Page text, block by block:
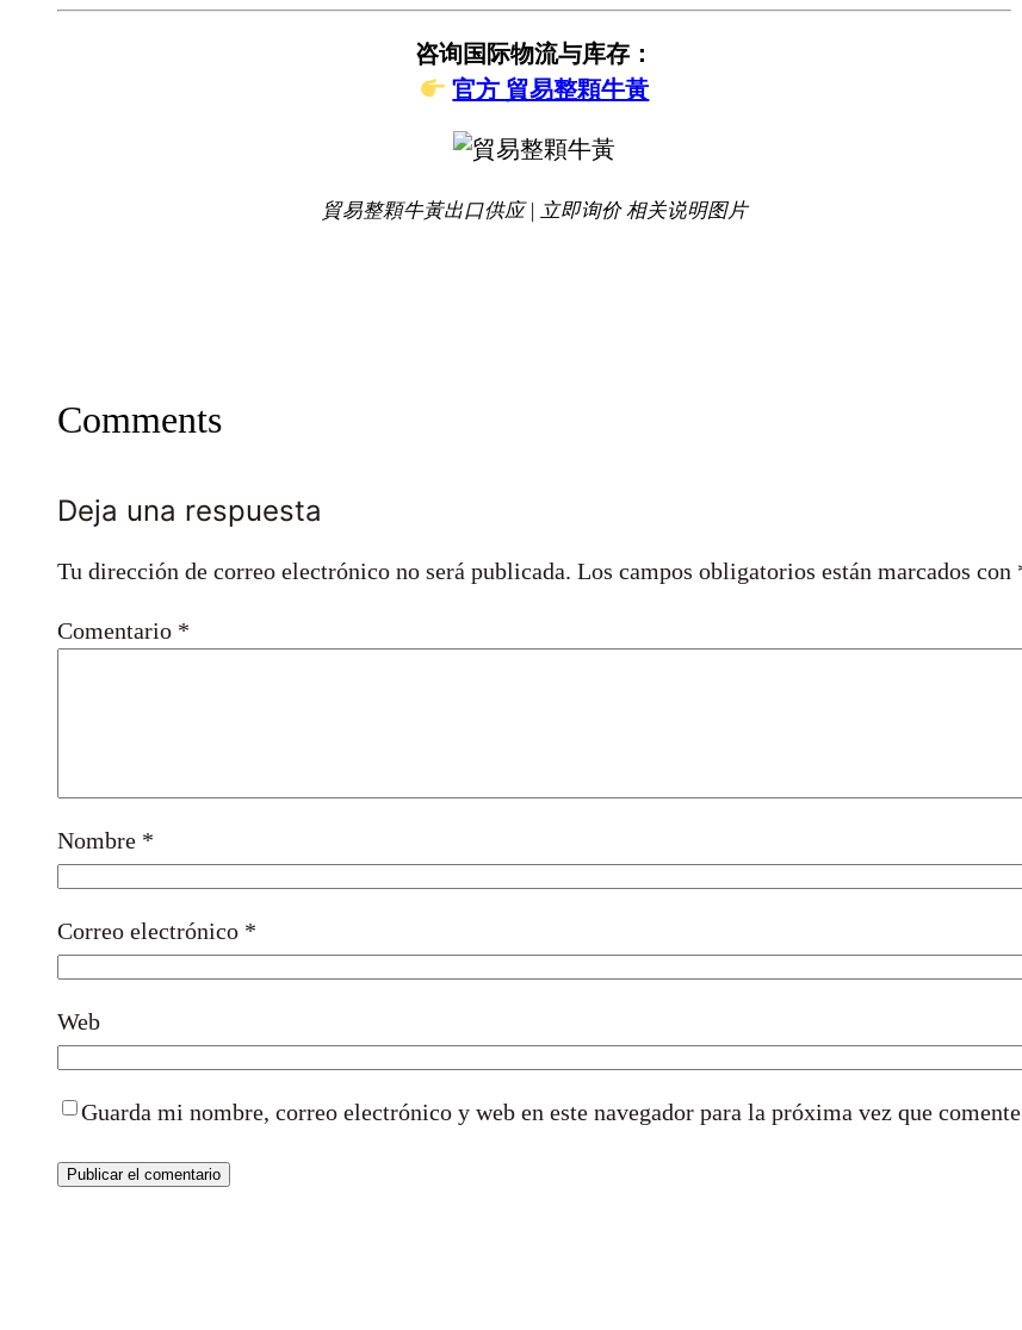
咨询国际物流与库存：
官方 貿易整顆牛黃
貿易整顆牛黃出口供应 | 立即询价 相关说明图片
Comments
Deja una respuesta
Tu dirección de correo electrónico no será publicada. Los campos obligatorios están marcados con
Comentario *
Nombre *
Correo electrónico *
Web
Guarda mi nombre, correo electrónico y web en este navegador para la próxima vez que